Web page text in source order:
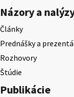
Názory a
Články
Prednášky a
Rozhovory
Štúdie
Publikácie